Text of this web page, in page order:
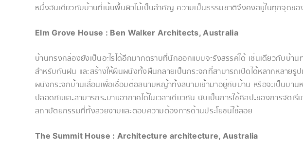
หนึ่งอันเดียวกับบ้านที่เน้นพื้นผิวไม้เป็นสำคัญ ความเป็นธรรมชาติจึงคงอยู่ในทุกจุดขอ
Elm Grove House : Ben Walker Architects, Australia
บ้านทรงกล่องยังเป็นอะไรได้อีกมากตราบที่นักออกแบบจะรังสรรค์ได้ เช่นเดียวกับบ้าน
สำหรับกันฝน และสร้างให้ผืนผนังทั้งผืนกลายเป็นกระจกที่สามารถเปิดได้หลากหลายรู
ผนังกระจกบ้านเลื่อนเพื่อเชื่อมต่อสนามหญ้าทั้งสนามเข้ามาอยู่กับบ้าน หรือจะเป็นบา
ปลอดภัยและสามารถระบายอากาศได้ในเวลาเดียวกัน นับเป็นการใช้ศิลปะของการจัดเ
สถาปัตยกรรมที่ทั้งสวยงามและตอบความต้องการด้านประโยชน์ใช้สอย
The Summit House : Architecture architecture, Australia